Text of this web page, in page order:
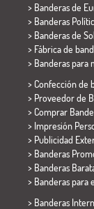
> Banderas de
> Banderas
> Banderas de
> Fábrica de
> Banderas para
> Confección de
> Proveedor de
> Comprar
> Impresión
> Publicidad
> Banderas
> Banderas
> Banderas para
> Banderas